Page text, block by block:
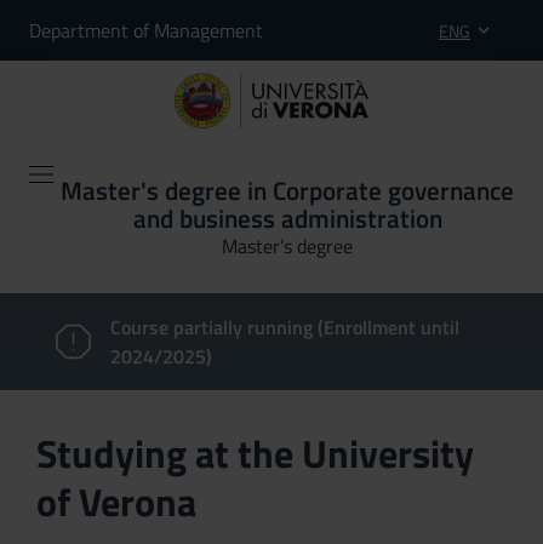
Department of Management ENG
Master's degree in Corporate governance
and business administration
Master’s degree
Course partially running (Enrollment until
2024/2025)
Studying at the University
of Verona